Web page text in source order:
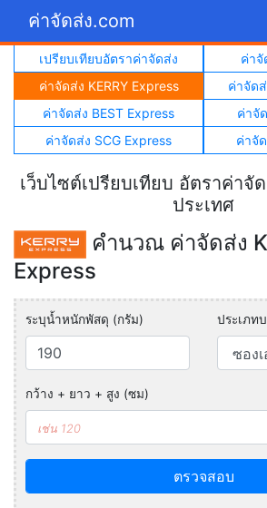
ค่าจัดส่ง.com
เปรียบเทียบอัตราค่าจัดส่ง
ค่า
ค่าจัดส่ง KERRY Express
ค่าจัด
ค่าจัดส่ง BEST Express
ค่าจั
ค่าจัดส่ง SCG Express
ค่าจั
เว็บไซต์เปรียบเทียบ อัตราค่าจั
ประเทศ
คำนวณ ค่าจัดส่ง
Express
ระบุน้ำหนักพัสดุ (กรัม) ประเภท
กว้าง + ยาว + สูง (ซม)
ตรวจสอบ